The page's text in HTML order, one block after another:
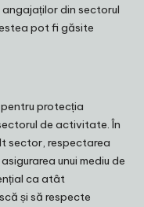
din sectorul
pot fi găsite
protecția
de activitate. În
sector, respectarea
unui mediu de
ca atât
și să respecte